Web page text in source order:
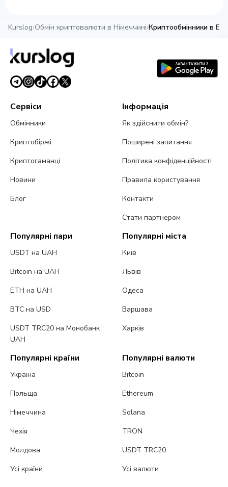
Kurslog›Обмін криптовалюти в Німеччині›Криптообмінники в
Сервіси
Обмінники
Криптобіржі
Криптогаманці
Новини
Блог
Інформація
Як здійснити обмін?
Поширені запитання
Політика конфіденційності
Правила користування
Контакти
Стати партнером
Популярні пари
USDT на UAH
Bitcoin на UAH
ETH на UAH
BTC на USD
USDT TRC20 на Монобанк
UAH
Популярні міста
Київ
Львів
Одеса
Варшава
Харків
Популярні країни
Україна
Польща
Німеччина
Чехія
Молдова
Усі країни
Популярні валюти
Bitcoin
Ethereum
Solana
TRON
USDT TRC20
Усі валюти